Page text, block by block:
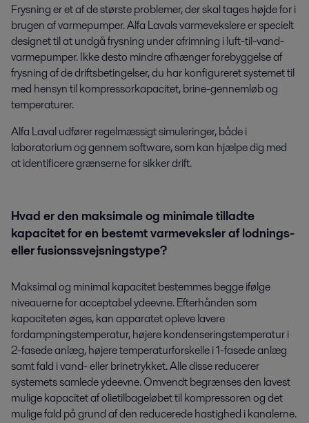
Frysning er et af de største problemer, der skal tages højde for i
brugen af varmepumper. Alfa Lavals varmevekslere er specielt
designet til at undgå frysning under afrimning i luft-til-vand-
varmepumper. Ikke desto mindre afhænger forebyggelse af
frysning af de driftsbetingelser, du har konfigureret systemet til
med hensyn til kompressorkapacitet, brine-gennemløb og
temperaturer.
Alfa Laval udfører regelmæssigt simuleringer, både i
laboratorium og gennem software, som kan hjælpe dig med
at identificere grænserne for sikker drift.
Hvad er den maksimale og minimale tilladte
kapacitet for en bestemt varmeveksler af lodnings-
eller fusionssvejsningstype?
Maksimal og minimal kapacitet bestemmes begge ifølge
niveauerne for acceptabel ydeevne. Efterhånden som
kapaciteten øges, kan apparatet opleve lavere
fordampningstemperatur, højere kondenseringstemperatur i
2-fasede anlæg, højere temperaturforskelle i 1-fasede anlæg
samt fald i vand- eller brinetrykket. Alle disse reducerer
systemets samlede ydeevne. Omvendt begrænses den lavest
mulige kapacitet af olietilbageløbet til kompressoren og det
mulige fald på grund af den reducerede hastighed i kanalerne.